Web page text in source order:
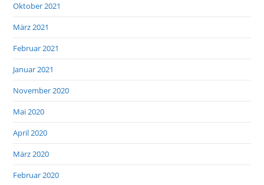
Oktober 2021
März 2021
Februar 2021
Januar 2021
November 2020
Mai 2020
April 2020
März 2020
Februar 2020